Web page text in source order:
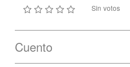
Sin votos
Cuento